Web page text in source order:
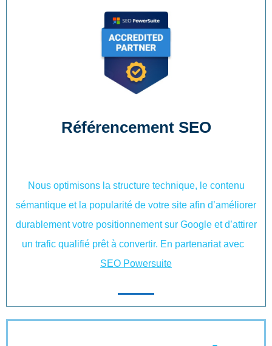
Référencement SEO
Nous optimisons la structure technique, le contenu
sémantique et la popularité de votre site afin d’améliorer
durablement votre positionnement sur Google et d’attirer
un trafic qualifié prêt à convertir. En partenariat avec
SEO Powersuite